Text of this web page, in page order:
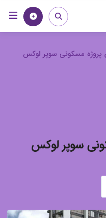
خانه
مسکونی سوپر لوکس
سوپر لوکس